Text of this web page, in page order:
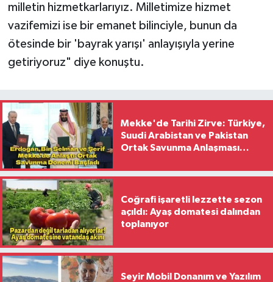
milletin hizmetkarlarıyız. Milletimize hizmet
vazifemizi ise bir emanet bilinciyle, bunun da
ötesinde bir 'bayrak yarışı' anlayışıyla yerine
getiriyoruz" diye konuştu.
Mekke'de Tarihi Zirve: Türkiye,
Suudi Arabistan ve Pakistan
Ortak Savunma Anlaşması
Coğrafi işaretli lezzette sezon
açıldı: Ayaş domatesi dalından
toplanıyor
Seyir Mobil Donanım ve Yazılım